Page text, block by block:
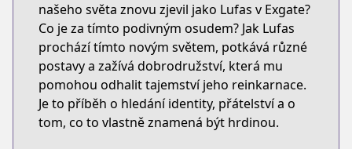
našeho světa znovu zjevil jako Lufas v Exgate?
Co je za tímto podivným osudem? Jak Lufas
prochází tímto novým světem, potkává různé
postavy a zažívá dobrodružství, která mu
pomohou odhalit tajemství jeho reinkarnace.
Je to příběh o hledání identity, přátelství a o
tom, co to vlastně znamená být hrdinou.